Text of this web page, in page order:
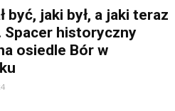
być, jaki był, a jaki teraz
Spacer historyczny
osiedle Bór w